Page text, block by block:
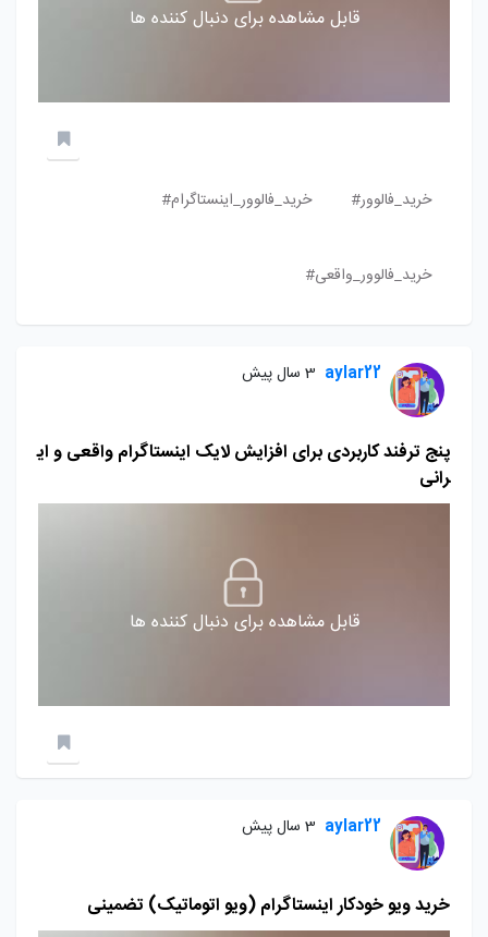
قابل مشاهده برای دنبال کننده ها
خرید_فالوور# خرید_فالوور_اینستاگرام#
خرید_فالوور_واقعی#
aylar22 3 سال پیش
پنج ترفند کاربردی برای افزایش لایک اینستاگرام واقعی و ای
رانی
قابل مشاهده برای دنبال کننده ها
aylar22 3 سال پیش
خرید ویو خودکار اینستاگرام (ویو اتوماتیک) تضمینی